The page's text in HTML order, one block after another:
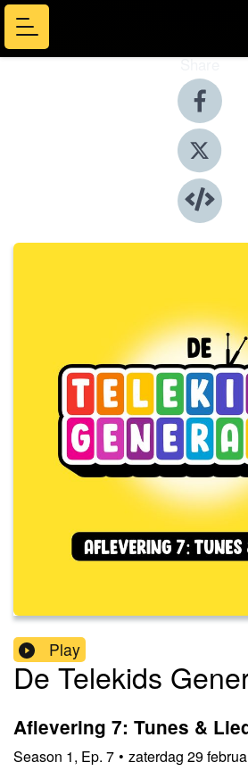
Share
Play
De Telekids
Aflevering 7: Tunes &
Season 1, Ep. 7 • zaterdag 29